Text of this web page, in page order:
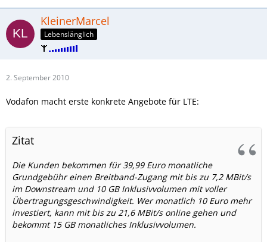
KleinerMarcel
Lebenslänglich
2. September 2010
Vodafon macht erste konkrete Angebote für LTE:
Zitat
Die Kunden bekommen für 39,99 Euro monatliche
Grundgebühr einen Breitband-Zugang mit bis zu 7,2 MBit/s
im Downstream und 10 GB Inklusivvolumen mit voller
Übertragungsgeschwindigkeit. Wer monatlich 10 Euro mehr
investiert, kann mit bis zu 21,6 MBit/s online gehen und
bekommt 15 GB monatliches Inklusivvolumen.